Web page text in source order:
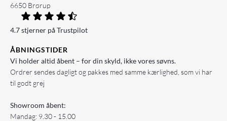
6650 Brørup
4.7 stjerner på Trustpilot
ÅBNINGSTIDER
Vi holder altid åbent – for din skyld, ikke vores søvns.
Ordrer sendes dagligt og pakkes med samme kærlighed, som vi har
til godt grej
Showroom åbent:
Mandag: 9.30 - 15.00